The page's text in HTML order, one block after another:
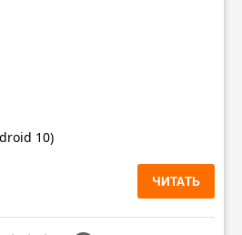
10)
ЧИТАТЬ